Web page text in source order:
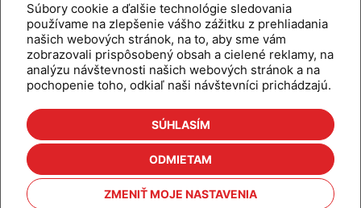
Súbory cookie a ďalšie technológie sledovania
používame na zlepšenie vášho zážitku z prehliadania
našich webových stránok, na to, aby sme vám
zobrazovali prispôsobený obsah a cielené reklamy, na
analýzu návštevnosti našich webových stránok a na
pochopenie toho, odkiaľ naši návštevníci prichádzajú.
SÚHLASÍM
ODMIETAM
ZMENIŤ MOJE NASTAVENIA
Domov
Produkty
Aktuality
Odber šikovné tipy
Kalkulačky
Cenníky
Na stiahnutie
Referencie
Kontakt